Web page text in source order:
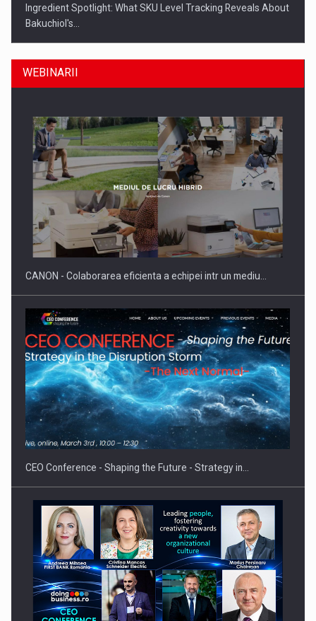
Ingredient Spotlight: What SKU Level Tracking Reveals About
Bakuchiol's…
Producatorii si comerciantii care nu se supun noilor
reglementari…
Proteinmaxxing and the Future of Protein Demand
WEBINARII
CANON - Colaborarea eficienta a echipei intr un mediu…
CEO Conference - Shaping the Future - Strategy in…